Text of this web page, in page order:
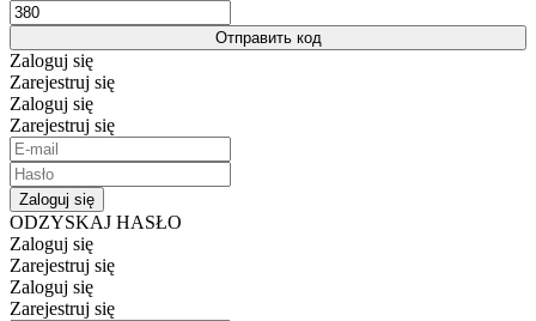
Отправить код
Zaloguj się
Zarejestruj się
Zaloguj się
Zarejestruj się
Zaloguj się
ODZYSKAJ HASŁO
Zaloguj się
Zarejestruj się
Zaloguj się
Zarejestruj się